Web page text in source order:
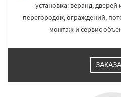
установка: веранд,
перегородок, ограждений,
монтаж и сервис